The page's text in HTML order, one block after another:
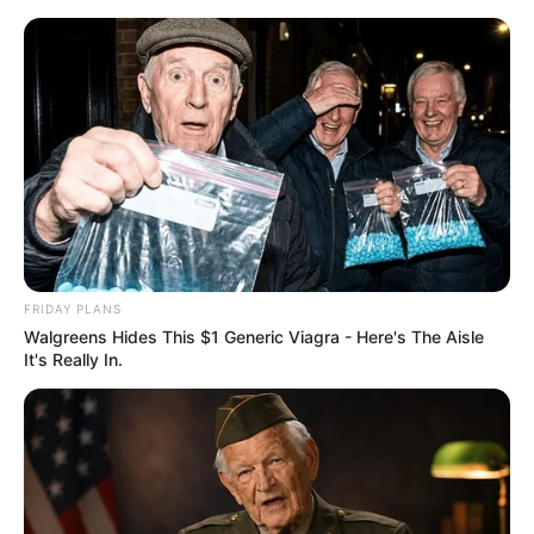
Bruchhauser Steine im Rothaargebirge
Hochsauerlandkreis Sauerland Hotels
FRIDAY PLANS
Walgreens Hides This $1 Generic Viagra - Here's The Aisle
It's Really In.